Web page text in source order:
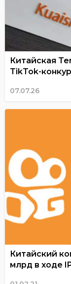
Китайская
TikTok-
07.07.26
Китайский
млрд в ходе